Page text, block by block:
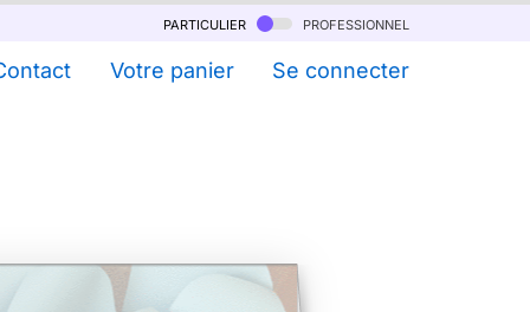
particulier professionnel
Votre panier Se connecter